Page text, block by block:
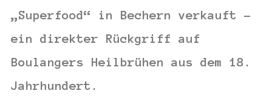
„Superfood“ in Bechern verkauft –
ein direkter Rückgriff auf
Boulangers Heilbrühen aus dem 18.
Jahrhundert.